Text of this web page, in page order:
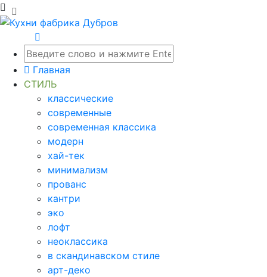
Главная
СТИЛЬ
классические
современные
современная классика
модерн
хай-тек
минимализм
прованс
кантри
эко
лофт
неоклассика
в скандинавском стиле
арт-деко